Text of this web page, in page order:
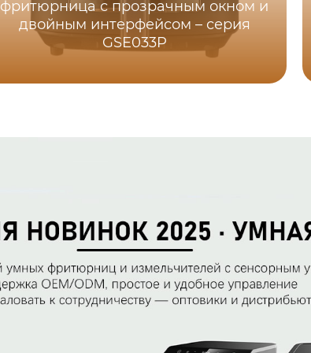
фритюрница с прозрачным окном и
двойным интерфейсом – серия
GSE033P